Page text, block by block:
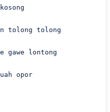
tolong tolong
gawe lontong
opor